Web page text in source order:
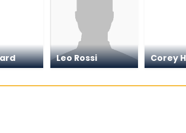
Leo Rossi Corey